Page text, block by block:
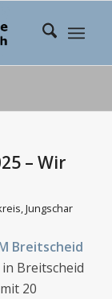
– Wir
,Jungschar
Breitscheid
Breitscheid
20